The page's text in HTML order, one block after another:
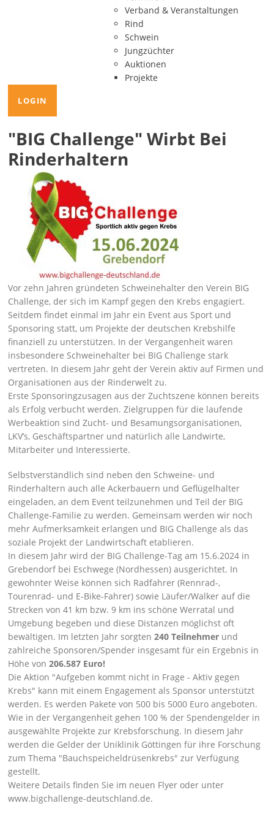
Verband & Veranstaltungen
Rind
Schwein
Jungzüchter
Auktionen
Projekte
LOGIN
BIG Challenge Wirbt Bei
Rinderhaltern
Vor zehn Jahren gründeten Schweinehalter den Verein BIG
Challenge, der sich im Kampf gegen den Krebs engagiert.
Seitdem findet einmal im Jahr ein Event aus Sport und
Sponsoring statt, um Projekte der deutschen Krebshilfe
finanziell zu unterstützen. In der Vergangenheit waren
insbesondere Schweinehalter bei BIG Challenge stark
vertreten. In diesem Jahr geht der Verein aktiv auf Firmen und
Organisationen aus der Rinderwelt zu.
Erste Sponsoringzusagen aus der Zuchtszene können bereits
als Erfolg verbucht werden. Zielgruppen für die laufende
Werbeaktion sind Zucht- und Besamungsorganisationen,
LKV’s, Geschäftspartner und natürlich alle Landwirte,
Mitarbeiter und Interessierte.
Selbstverständlich sind neben den Schweine- und
Rinderhaltern auch alle Ackerbauern und Geflügelhalter
eingeladen, an dem Event teilzunehmen und Teil der BIG
Challenge-Familie zu werden. Gemeinsam werden wir noch
mehr Aufmerksamkeit erlangen und BIG Challenge als das
soziale Projekt der Landwirtschaft etablieren.
In diesem Jahr wird der BIG Challenge-Tag am 15.6.2024 in
Grebendorf bei Eschwege (Nordhessen) ausgerichtet. In
gewohnter Weise können sich Radfahrer (Rennrad-,
Tourenrad- und E-Bike-Fahrer) sowie Läufer/Walker auf die
Strecken von 41 km bzw. 9 km ins schöne Werratal und
Umgebung begeben und diese Distanzen möglichst oft
bewältigen. Im letzten Jahr sorgten240 Teilnehmer und
zahlreiche Sponsoren/Spender insgesamt für ein Ergebnis in
Höhe von206.587 Euro!
Die Aktion
Aufgeben kommt nicht in Frage - Aktiv gegen
Krebs
kann mit einem Engagement als Sponsor unterstützt
werden. Es werden Pakete von 500 bis 5000 Euro angeboten.
Wie in der Vergangenheit gehen 100 % der Spendengelder in
ausgewählte Projekte zur Krebsforschung. In diesem Jahr
werden die Gelder der Uniklinik Göttingen für ihre Forschung
zum Thema
Bauchspeicheldrüsenkrebs zur Verfügung
gestellt.
Weitere Details finden Sie im neuen Flyer oder unter
www.bigchallenge-deutschland.de.